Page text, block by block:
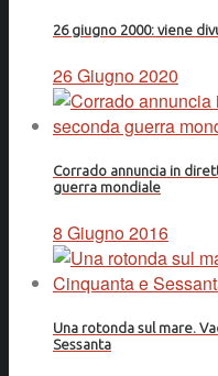
26 giugno 2000: viene
26 Giugno 2020
Corrado annuncia in
guerra mondiale
8 Giugno 2016
Una rotonda sul mare.
Sessanta